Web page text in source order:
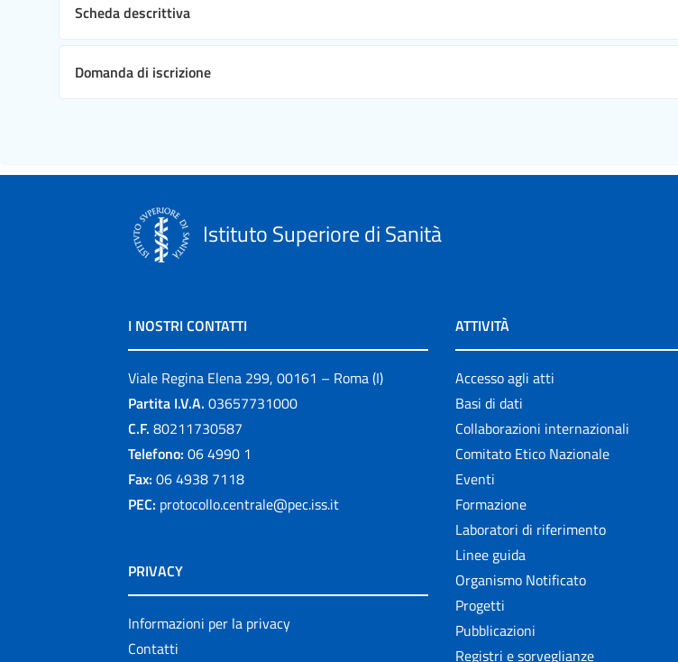
Scheda descrittiva
Domanda di iscrizione
Istituto Superiore di Sanità
I NOSTRI CONTATTI
Viale Regina Elena 299, 00161 – Roma (I)
Partita I.V.A. 03657731000
C.F. 80211730587
Telefono: 06 4990 1
Fax: 06 4938 7118
PEC: protocollo.centrale@pec.iss.it
PRIVACY
Informazioni per la privacy
Contatti
ATTIVITÀ
Accesso agli atti
Basi di dati
Collaborazioni internazionali
Comitato Etico Nazionale
Eventi
Formazione
Laboratori di riferimento
Linee guida
Organismo Notificato
Progetti
Pubblicazioni
Registri e sorveglianze